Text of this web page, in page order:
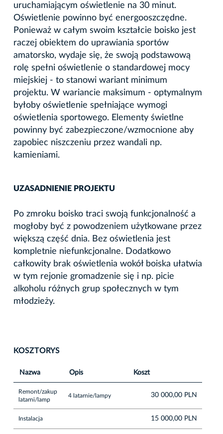
uruchamiającym oświetlenie na 30 minut.
Oświetlenie powinno być energooszczędne.
Ponieważ w całym swoim kształcie boisko jest
raczej obiektem do uprawiania sportów
amatorsko, wydaje się, że swoją podstawową
rolę spełni oświetlenie o standardowej mocy
miejskiej - to stanowi wariant minimum
projektu. W wariancie maksimum - optymalnym
byłoby oświetlenie spełniające wymogi
oświetlenia sportowego. Elementy świetlne
powinny być zabezpieczone/wzmocnione aby
zapobiec niszczeniu przez wandali np.
kamieniami.
UZASADNIENIE PROJEKTU
Po zmroku boisko traci swoją funkcjonalność a
mogłoby być z powodzeniem użytkowane przez
większą część dnia. Bez oświetlenia jest
kompletnie niefunkcjonalne. Dodatkowo
całkowity brak oświetlenia wokół boiska ułatwia
w tym rejonie gromadzenie się i np. picie
alkoholu różnych grup społecznych w tym
młodzieży.
KOSZTORYS
Nazwa Opis Koszt
Remont/zakup
latarni/lamp
4 latarnie/lampy 30 000,00 PLN
Instalacja 15 000,00 PLN